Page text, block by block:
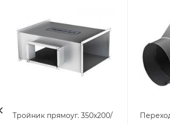
Тройник прямоуг. 350х200/